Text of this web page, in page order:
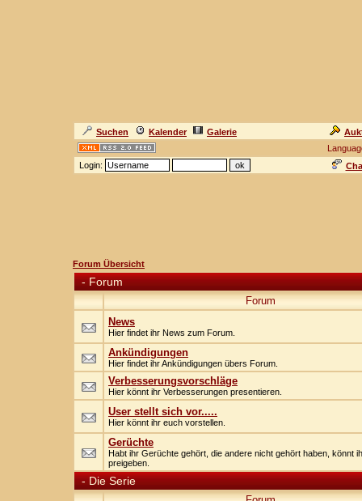
Suchen Kalender Galerie
Login:
Forum Übersicht
- Forum
Forum
News
Hier findet ihr News zum Forum.
Ankündigungen
Hier findet ihr Ankündigungen übers Forum.
Verbesserungsvorschläge
Hier könnt ihr Verbesserungen presentieren.
User stellt sich vor.....
Hier könnt ihr euch vorstellen.
Gerüchte
Habt ihr Gerüchte gehört, die andere nicht gehört haben, könnt
preigeben.
- Die Serie